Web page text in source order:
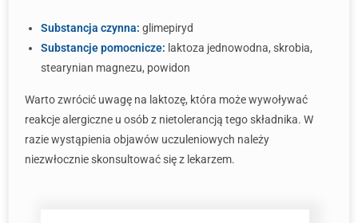
Substancja czynna: glimepiryd
Substancje pomocnicze: laktoza jednowodna, skrobia,
stearynian magnezu, powidon
Warto zwrócić uwagę na laktozę, która może wywoływać
reakcje alergiczne u osób z nietolerancją tego składnika. W
razie wystąpienia objawów uczuleniowych należy
niezwłocznie skonsultować się z lekarzem.